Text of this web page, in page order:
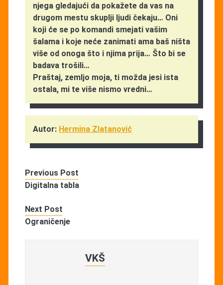
njega gledajući da pokažete da vas na
drugom mestu skuplji ljudi čekaju… Oni
koji će se po komandi smejati vašim
šalama i koje neće zanimati ama baš ništa
više od onoga što i njima prija… Što bi se
badava trošili…
Praštaj, zemljo moja, ti možda jesi ista
ostala, mi te više nismo vredni…
Autor: Hermina Zlatanović
Previous Post
Digitalna tabla
Next Post
Ograničenje
VKŠ